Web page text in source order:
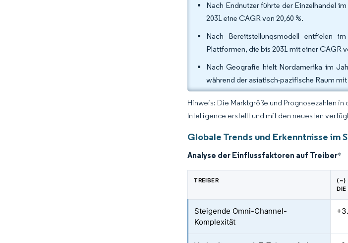
Nach Endnutzer führte der Einzelhandel
2031 eine CAGR von 20,60 %.
Nach Bereitstellungsmodell entfielen
Plattformen, die bis 2031 mit einer CAGR
Nach Geografie hielt Nordamerika im
während der asiatisch-pazifische Raum
Hinweis: Die Marktgröße und Prognosezahlen
Intelligence erstellt und mit den neuesten
Globale Trends und Erkenntnisse im
Analyse der Einflussfaktoren auf Treiber*
TREIBER
(~)
DIE
Steigende Omni-Channel-
Komplexität